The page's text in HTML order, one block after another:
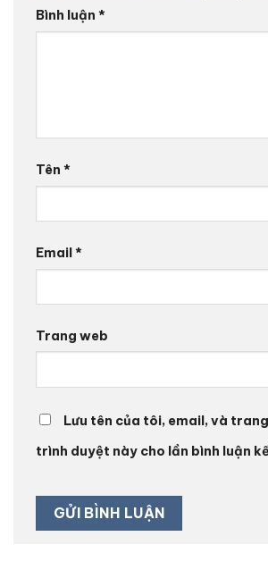
Bình luận *
Tên *
Email*
Trang web
Lưu tên của tôi, email, và
trình duyệt này cho lần bình luận